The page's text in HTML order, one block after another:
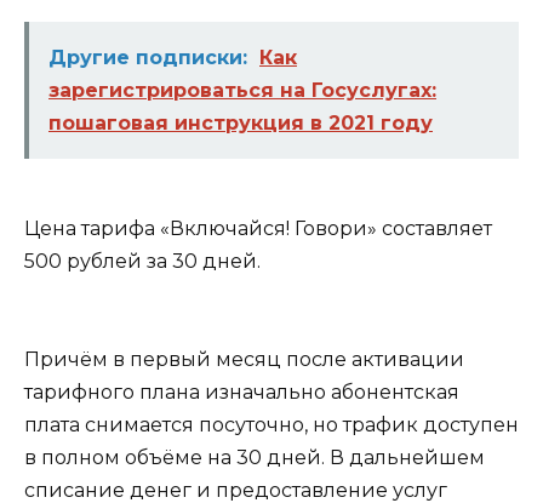
Другие подписки:
Как
зарегистрироваться на Госуслугах:
пошаговая инструкция в 2021 году
Цена тарифа «Включайся! Говори» составляет
500 рублей за 30 дней.
Причём в первый месяц после активации
тарифного плана изначально абонентская
плата снимается посуточно, но трафик доступен
в полном объёме на 30 дней. В дальнейшем
списание денег и предоставление услуг